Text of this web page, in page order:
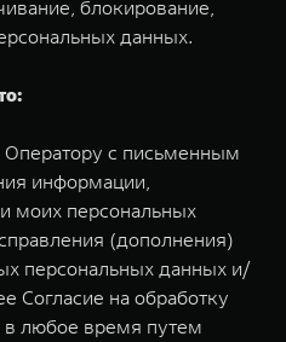
блокирование,
данных.
Оператору с письменным
информации,
моих персональных
(дополнения)
персональных данных и/
Согласие на обработку
любое время путем